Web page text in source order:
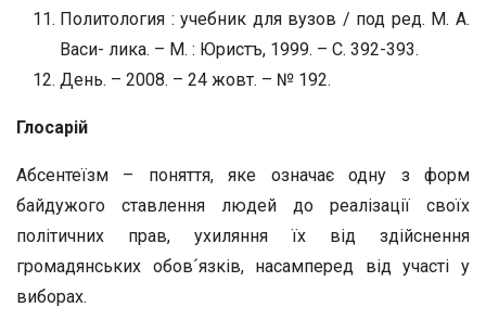
Политология : учебник для вузов / под ред. М. А.
Васи- лика. – М. : Юристъ, 1999. – С. 392-393.
День. – 2008. – 24 жовт. – № 192.
Глосарій
Абсентеїзм – поняття, яке означає одну з форм
байдужого ставлення людей до реалізації своїх
політичних прав, ухиляння їх від здійснення
громадянських обов´язків, насамперед від участі у
виборах.